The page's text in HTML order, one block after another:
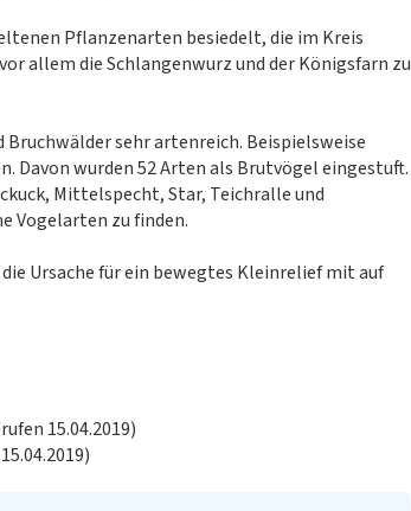
Pflanzenarten besiedelt, die im Kreis
allem die Schlangenwurz und der Königsfarn zu
Bruchwälder sehr artenreich. Beispielsweise
Davon wurden 52 Arten als Brutvögel eingestuft.
Mittelspecht, Star, Teichralle und
Vogelarten zu finden.
Ursache für ein bewegtes Kleinrelief mit auf
15.04.2019)